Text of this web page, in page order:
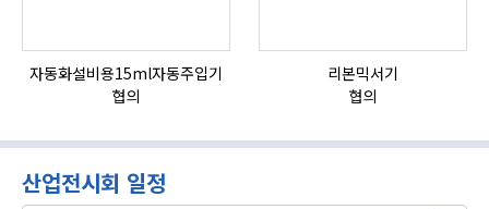
자동화설비용15ml자동주입기
협의
리본믹서기
협의
산업전시회 일정